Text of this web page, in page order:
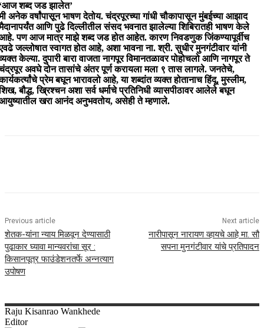
शब्द जड झालेत’
अनेक वर्षांपासून भाषण देतोय. चंद्रपूरच्या गांधी चौकापासून मुंबईच्या आझाद
आणि पुढे दिल्लीतील संसद भवनात झालेल्या शिबिरातही भाषण केले
पण आज मात्र माझे शब्द जड होत आहेत. कारण निवडणुक जिंकण्यापूर्वीच
जल्लोषात स्वागत होत आहे, अशा भावना ना. श्री. सुधीर मुनगंटीवार यांनी
केल्या. दुपारी बारा वाजता नागपूर विमानतळावर पोहोचलो आणि नागपूर ते
अवघे दोन तासांचे अंतर पूर्ण करायला मला ९ तास लागले. जनतेचे,
प्रेम बघून भारावलो आहे, या शब्दांत व्यक्त होतानाच हिंदू, मुस्लीम,
बौद्ध, ख्रिश्चन अशा सर्व धर्माचे प्रतिनिधी व्यासपीठावर आलेले बघून
खरा आनंद अनुभवतोय, असेही ते म्हणाले.
Previous article
शेतक-यांना न्याय मिळवून देण्यासाठी
पुढाकार घ्यावा मान्यवरांचा सूर :
किसानपूत्र फाउंडेशनतर्फे अन्नत्याग
उपोषण
Next article
नारीपासून नारायण व्हायचे आहे मा. सौ
सपना मुनगंटीवार यांचे प्रतिपादन
Raju Kisanrao Wankhede
Editor